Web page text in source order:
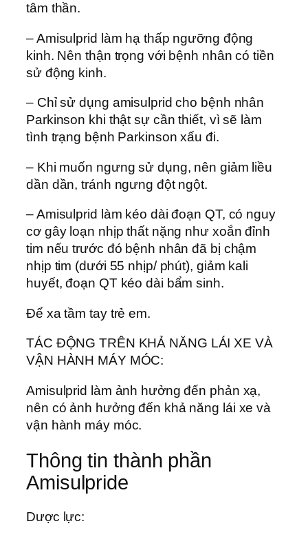
tâm thần.
– Amisulprid làm hạ thấp ngưỡng động
kinh. Nên thận trọng với bệnh nhân có tiền
sử động kinh.
– Chỉ sử dụng amisulprid cho bệnh nhân
Parkinson khi thật sự cần thiết, vì sẽ làm
tình trạng bệnh Parkinson xấu đi.
– Khi muốn ngưng sử dụng, nên giảm liều
dần dần, tránh ngưng đột ngột.
– Amisulprid làm kéo dài đoạn QT, có nguy
cơ gây loạn nhịp thất nặng như xoắn đỉnh
tim nếu trước đó bệnh nhân đã bị chậm
nhịp tim (dưới 55 nhịp/ phút), giảm kali
huyết, đoạn QT kéo dài bẩm sinh.
Để xa tầm tay trẻ em.
TÁC ĐỘNG TRÊN KHẢ NĂNG LÁI XE VÀ
VẬN HÀNH MÁY MÓC:
Amisulprid làm ảnh hưởng đến phản xạ,
nên có ảnh hưởng đến khả năng lái xe và
vận hành máy móc.
Thông tin thành phần
Amisulpride
Dược lực: